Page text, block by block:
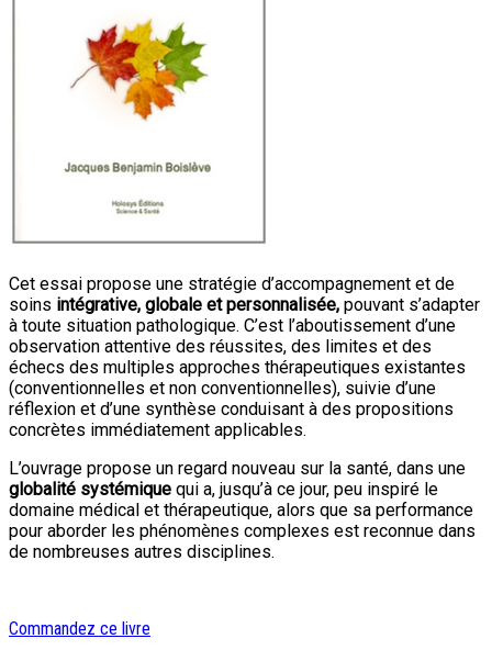
Cet essai propose une stratégie d’accompagnement et de
soins intégrative, globale et personnalisée, pouvant s’adapter
à toute situation pathologique. C’est l’aboutissement d’une
observation attentive des réussites, des limites et des
échecs des multiples approches thérapeutiques existantes
(conventionnelles et non conventionnelles), suivie d’une
réflexion et d’une synthèse conduisant à des propositions
concrètes immédiatement applicables.
L’ouvrage propose un regard nouveau sur la santé, dans une
globalité systémique qui a, jusqu’à ce jour, peu inspiré le
domaine médical et thérapeutique, alors que sa performance
pour aborder les phénomènes complexes est reconnue dans
de nombreuses autres disciplines.
Commandez ce livre